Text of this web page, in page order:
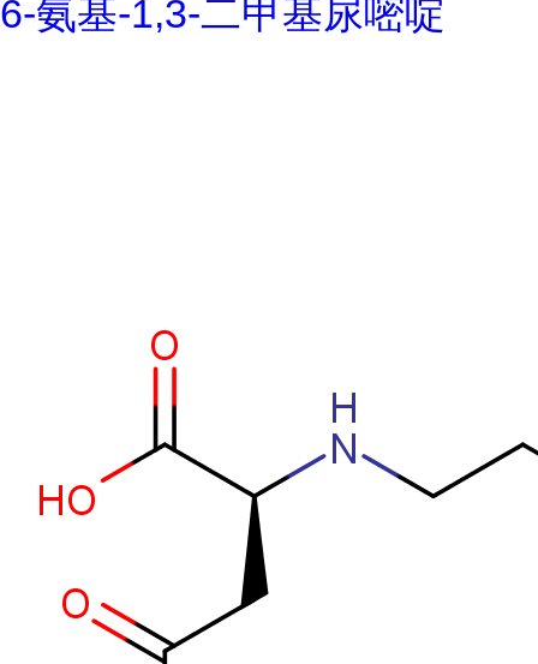
6-氨基-1,3-二甲基尿嘧啶